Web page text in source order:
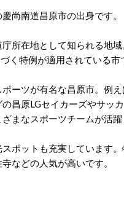
尚南道昌原市の出身です。
所在地として知られる地
く特例が適用されている市
ーツが有名な昌原市。例
昌原LGセイカーズやサッ
まなスポーツチームが活躍
ポットも充実しています
などの人気が高いです。